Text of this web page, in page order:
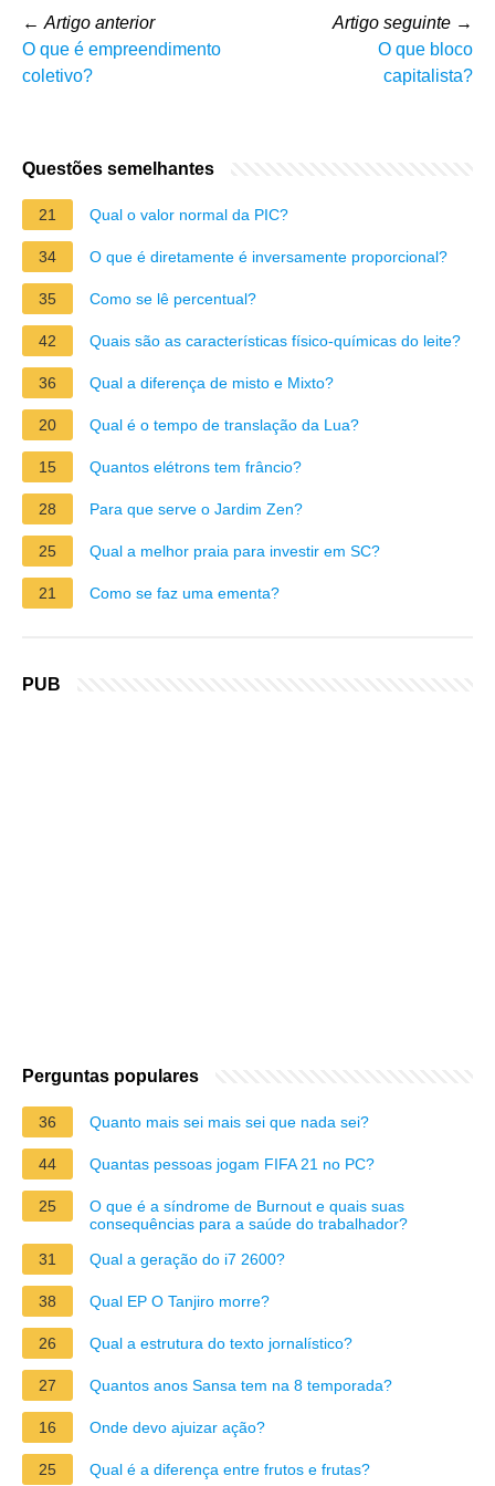
← Artigo anterior
O que é empreendimento
coletivo?
Artigo seguinte →
O que bloco
capitalista?
Questões semelhantes
21 Qual o valor normal da PIC?
34 O que é diretamente é inversamente proporcional?
35 Como se lê percentual?
42 Quais são as características físico-químicas do leite?
36 Qual a diferença de misto e Mixto?
20 Qual é o tempo de translação da Lua?
15 Quantos elétrons tem frâncio?
28 Para que serve o Jardim Zen?
25 Qual a melhor praia para investir em SC?
21 Como se faz uma ementa?
PUB
Perguntas populares
36 Quanto mais sei mais sei que nada sei?
44 Quantas pessoas jogam FIFA 21 no PC?
25
O que é a síndrome de Burnout e quais suas
consequências para a saúde do trabalhador?
31
Qual a geração do i7 2600?
38 Qual EP O Tanjiro morre?
26 Qual a estrutura do texto jornalístico?
27 Quantos anos Sansa tem na 8 temporada?
16 Onde devo ajuizar ação?
25 Qual é a diferença entre frutos e frutas?